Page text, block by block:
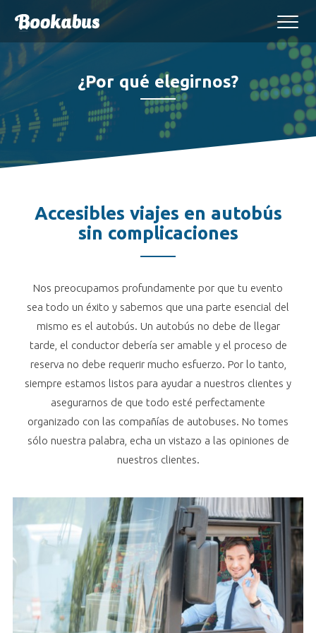
¿Por qué elegirnos?
Accesibles viajes en autobús
sin complicaciones
Nos preocupamos profundamente por que tu evento
sea todo un éxito y sabemos que una parte esencial del
mismo es el autobús. Un autobús no debe de llegar
tarde, el conductor debería ser amable y el proceso de
reserva no debe requerir mucho esfuerzo. Por lo tanto,
siempre estamos listos para ayudar a nuestros clientes y
asegurarnos de que todo esté perfectamente
organizado con las compañías de autobuses. No tomes
sólo nuestra palabra, echa un vistazo a las opiniones de
nuestros clientes.